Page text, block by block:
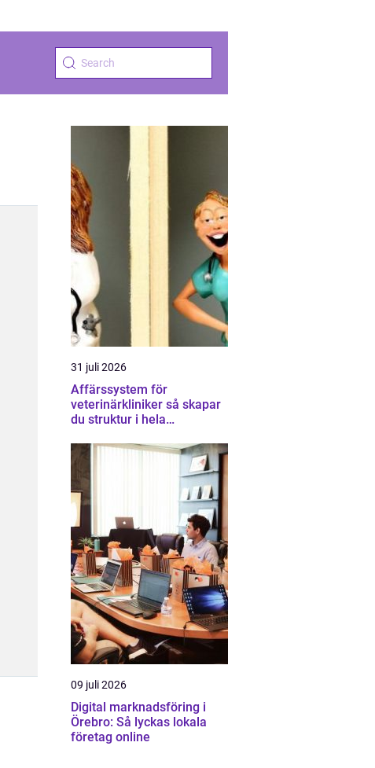
31 juli 2026
Affärssystem för
veterinärkliniker så skapar
du struktur i hela
09 juli 2026
Digital marknadsföring i
Örebro: Så lyckas lokala
företag online